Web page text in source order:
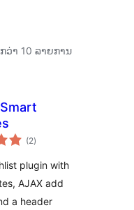
ວ່າ 10 ລາຍການ
(2ຄະແນນ
ທັງໝົດ
)
plugin with
AJAX add
a header